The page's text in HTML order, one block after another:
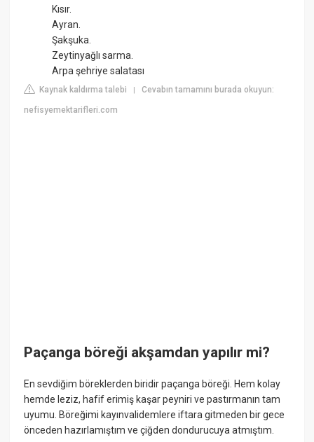
Kısır.
Ayran.
Şakşuka.
Zeytinyağlı sarma.
Arpa şehriye salatası
Kaynak kaldırma talebi |Cevabın tamamını burada okuyun:
nefisyemektarifleri.com
Paçanga böreği akşamdan yapılır mi?
En sevdiğim böreklerden biridir paçanga böreği. Hem kolay
hemde leziz, hafif erimiş kaşar peyniri ve pastırmanın tam
uyumu. Böreğimi kayınvalidemlere iftara gitmeden bir gece
önceden hazırlamıştım ve çiğden dondurucuya atmıştım.